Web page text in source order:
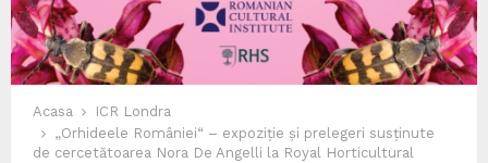
Acasa
ICR Londra
„Orhideele României“ – expoziție și prelegeri susținute
de cercetătoarea Nora De Angelli la Royal Horticultural